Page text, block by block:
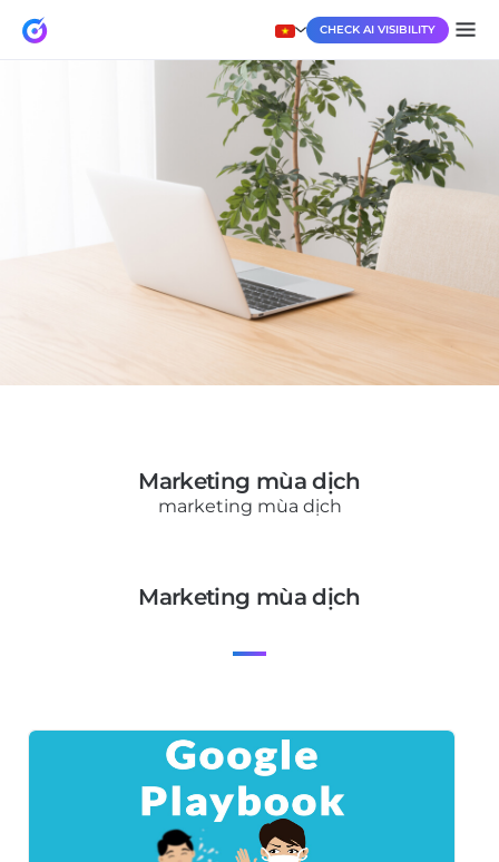
CHECK AI VISIBILITY
marketing mùa dịch
marketing mùa dịch
marketing mùa dịch